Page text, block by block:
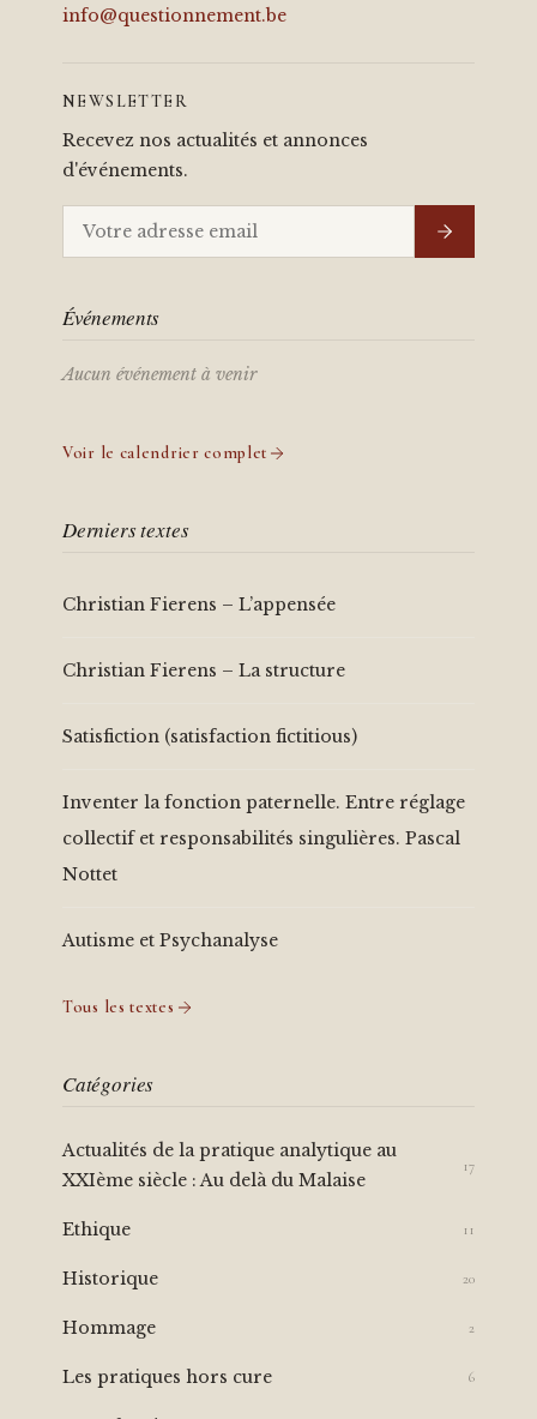
info@questionnement.be
NEWSLETTER
Recevez nos actualités et annonces
d'événements.
Événements
Aucun événement à venir
Voir le calendrier complet
Derniers textes
Christian Fierens – L’appensée
Christian Fierens – La structure
Satisfiction (satisfaction fictitious)
Inventer la fonction paternelle. Entre réglage
collectif et responsabilités singulières. Pascal
Nottet
Autisme et Psychanalyse
Tous les textes
Catégories
Actualités de la pratique analytique au
XXIème siècle : Au delà du Malaise
17
Ethique 11
Historique 20
Hommage 2
Les pratiques hors cure 6